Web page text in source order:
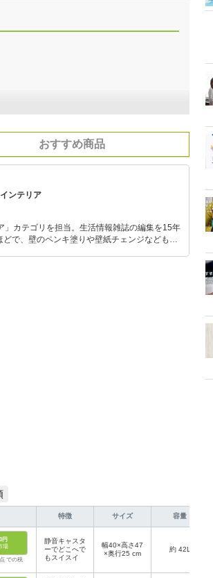
おすすめ商品
ンテリア
」カテゴリを担当。生活情報雑誌の編集を15年
で、壁のペンキ塗りや壁紙チェンジなどもチ
特徴 サイズ 容量
円
場
での税
静音キャスタ
ーでどこへで
もスイスイ
幅40×高さ47
×奥行25 cm
約 42L